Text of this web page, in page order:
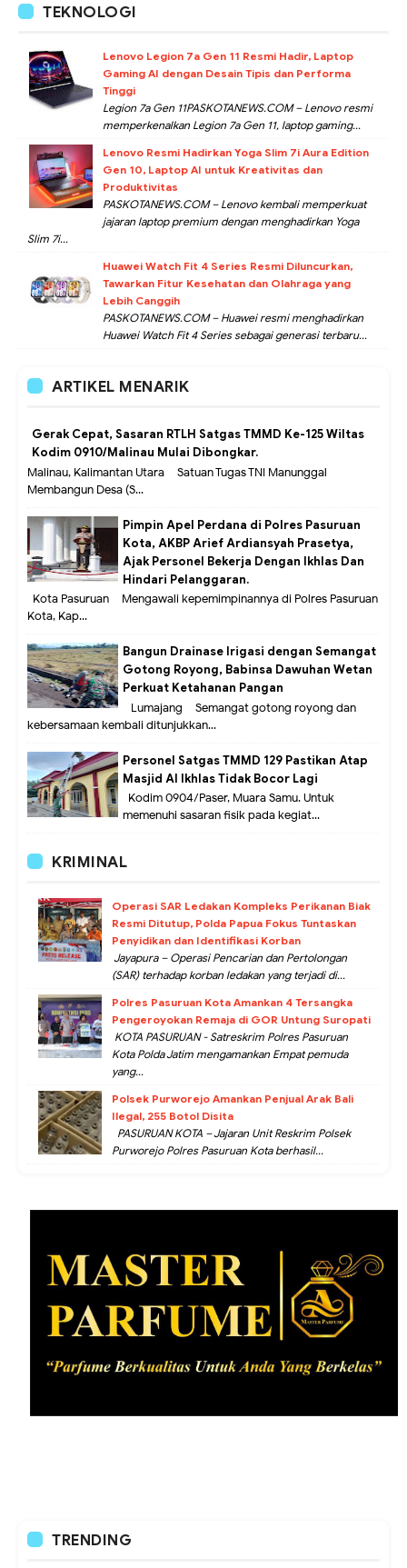
TEKNOLOGI
Lenovo Legion 7a Gen 11 Resmi Hadir, Laptop
Gaming AI dengan Desain Tipis dan Performa
Tinggi
Legion 7a Gen 11PASKOTANEWS.COM – Lenovo resmi
memperkenalkan Legion 7a Gen 11, laptop gaming...
Lenovo Resmi Hadirkan Yoga Slim 7i Aura Edition
Gen 10, Laptop AI untuk Kreativitas dan
Produktivitas
PASKOTANEWS.COM – Lenovo kembali memperkuat
jajaran laptop premium dengan menghadirkan Yoga
Slim 7i...
Huawei Watch Fit 4 Series Resmi Diluncurkan,
Tawarkan Fitur Kesehatan dan Olahraga yang
Lebih Canggih
PASKOTANEWS.COM – Huawei resmi menghadirkan
Huawei Watch Fit 4 Series sebagai generasi terbaru...
ARTIKEL MENARIK
Gerak Cepat, Sasaran RTLH Satgas TMMD Ke-125 Wiltas
Kodim 0910/Malinau Mulai Dibongkar.
Malinau, Kalimantan Utara – Satuan Tugas TNI Manunggal
Membangun Desa (S...
Pimpin Apel Perdana di Polres Pasuruan
Kota, AKBP Arief Ardiansyah Prasetya,
Ajak Personel Bekerja Dengan Ikhlas Dan
Hindari Pelanggaran.
Kota Pasuruan – Mengawali kepemimpinannya di Polres Pasuruan
Kota, Kap...
Bangun Drainase Irigasi dengan Semangat
Gotong Royong, Babinsa Dawuhan Wetan
Perkuat Ketahanan Pangan
Lumajang – Semangat gotong royong dan
kebersamaan kembali ditunjukkan...
Personel Satgas TMMD 129 Pastikan Atap
Masjid Al Ikhlas Tidak Bocor Lagi
Kodim 0904/Paser, Muara Samu. Untuk
memenuhi sasaran fisik pada kegiat...
KRIMINAL
Operasi SAR Ledakan Kompleks Perikanan Biak
Resmi Ditutup, Polda Papua Fokus Tuntaskan
Penyidikan dan Identifikasi Korban
Jayapura – Operasi Pencarian dan Pertolongan
(SAR) terhadap korban ledakan yang terjadi di...
Polres Pasuruan Kota Amankan 4 Tersangka
Pengeroyokan Remaja di GOR Untung Suropati
KOTA PASURUAN - Satreskrim Polres Pasuruan
Kota Polda Jatim mengamankan Empat pemuda
yang...
Polsek Purworejo Amankan Penjual Arak Bali
Ilegal, 255 Botol Disita
PASURUAN KOTA – Jajaran Unit Reskrim Polsek
Purworejo Polres Pasuruan Kota berhasil...
TRENDING